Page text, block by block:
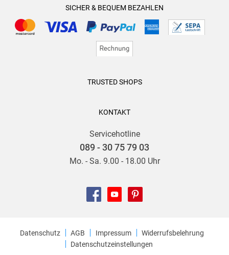
SICHER & BEQUEM BEZAHLEN
TRUSTED SHOPS
KONTAKT
Servicehotline
089 - 30 75 79 03
Mo. - Sa. 9.00 - 18.00 Uhr
Datenschutz AGB Impressum
Widerrufsbelehrung
Datenschutzeinstellungen